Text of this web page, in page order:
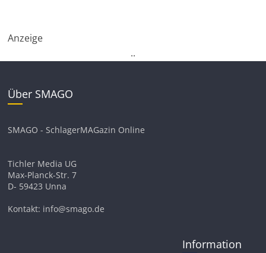
Anzeige
..
Über SMAGO
SMAGO - SchlagerMAGazin Online
Tichler Media UG
Max-Planck-Str. 7
D- 59423 Unna
Kontakt: info@smago.de
Information